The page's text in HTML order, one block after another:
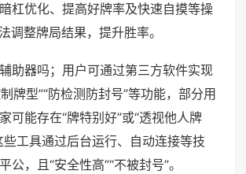
杠优化、提高好牌率及快速自摸等操
调整牌局结果，提升胜率。
助器吗；用户可通过第三方软件实现
牌型”“防检测防封号”等功能，部分用
可能存在“牌特别好”或“透视他人牌
些工具通过后台运行、自动连接等技
公，且“安全性高”“不被封号”。